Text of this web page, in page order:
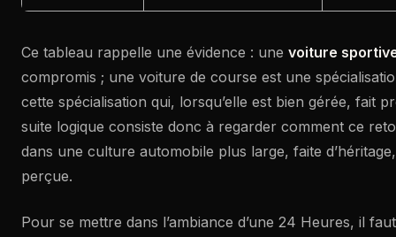
Ce tableau rappelle une évidence : une voiture
compromis ; une voiture de course est une
cette spécialisation qui, lorsqu’elle est bien gérée, fait
suite logique consiste donc à regarder comment ce
dans une culture automobile plus large, faite
perçue.
Pour se mettre dans l’ambiance d’une 24 Heures, il